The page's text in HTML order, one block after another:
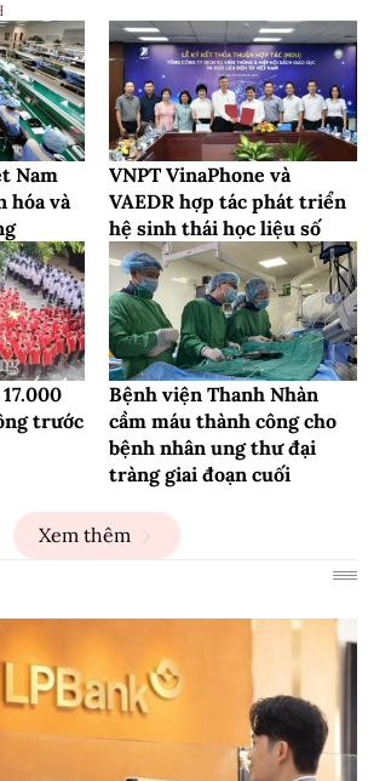
Nam
hóa và
VNPT VinaPhone và
VAEDR hợp tác phát triển
hệ sinh thái học liệu số
trước
Bệnh viện Thanh Nhàn
cầm máu thành công cho
bệnh nhân ung thư đại
tràng giai đoạn cuối
Xem thêm